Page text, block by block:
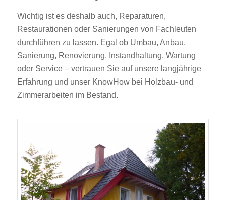
Wichtig ist es deshalb auch, Reparaturen,
Restaurationen oder Sanierungen von Fachleuten
durchführen zu lassen. Egal ob Umbau, Anbau,
Sanierung, Renovierung, Instandhaltung, Wartung
oder Service – vertrauen Sie auf unsere langjährige
Erfahrung und unser KnowHow bei Holzbau- und
Zimmerarbeiten im Bestand.